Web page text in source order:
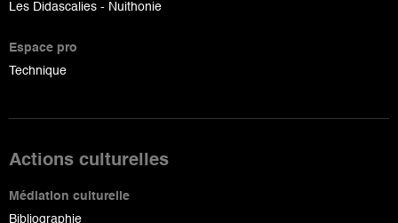
Les Didascalies - Nuithonie
Espace pro
Technique
Actions culturelles
Médiation culturelle
Bibliographie